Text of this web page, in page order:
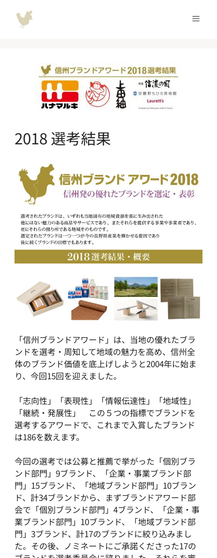
メ
2018 選考結果
「信州ブランドアワード」は、当地の優れたブラ
ンドを選考・周知して地域の魅力を高め、信州全
体のブランド価値を底上げしようと2004年に始ま
り、今回15回を迎えました。
「志向性」「表現性」「情報伝達性」「地域性」
「継続・発展性」 この５つの指標でブランドを
選考するアワードで、これまで入賞したブランド
は186を数えます。
今回の選考では公募と推薦で挙がった「個別ブラ
ンド部門」9ブランド、「企業・事業ブランド部
門」15ブランド、「地域ブランド部門」10ブラン
ド、計34ブランドから、まずブランドアワード部
会で「個別ブランド部門」4ブランド、「企業・事
業ブランド部門」10ブランド、「地域ブランド部
門」3ブランド、計17のブランドに絞り込みまし
た。その後、ノミネートにご承諾くださった17の